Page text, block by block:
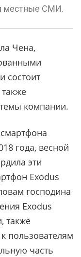
местные СМИ.
Чена,
состоит
компании.
года, весной
эти
Exodus
господина
Exodus
также
пользователям
часть